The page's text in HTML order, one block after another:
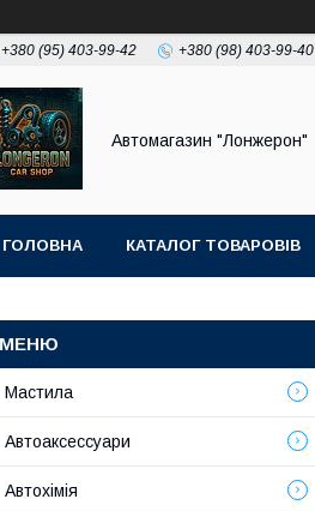
+380 (95) 403-99-42 +380 (98) 403-99-40
Автомагазин "Лонжерон"
ГОЛОВНА КАТАЛОГ ТОВАРОВІВ
Мастила
Автоаксессуари
Автохімія